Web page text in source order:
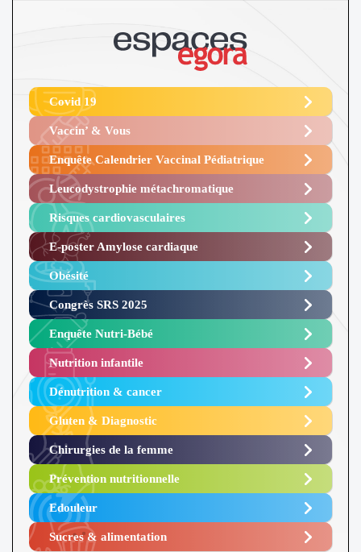
Covid 19
Vaccin’ & Vous
Enquête Calendrier Vaccinal Pédiatrique
Leucodystrophie métachromatique
Risques cardiovasculaires
E-poster Amylose cardiaque ​
Obésité ​
Congrès SRS 2025 ​
Enquête Nutri-Bébé ​
Nutrition infantile
Dénutrition & cancer
Gluten & Diagnostic
Chirurgies de la femme
Prévention nutritionnelle
Edouleur​
Sucres & alimentation​